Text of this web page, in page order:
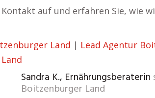
auf und erfahren Sie, wie
Land | Lead Agentur
Sandra K., Ernährungsberaterin
Boitzenburger Land